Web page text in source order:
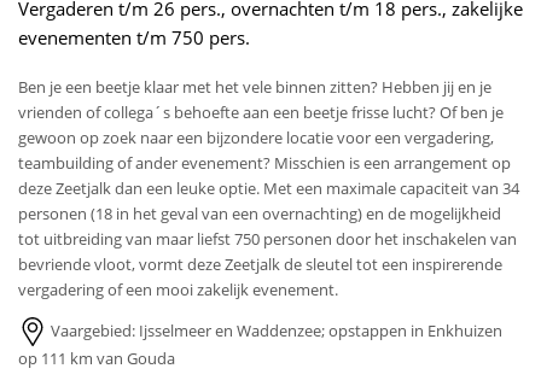
Vergaderen t/m 26 pers., overnachten t/m 18 pers., zakelijke
evenementen t/m 750 pers.
Ben je een beetje klaar met het vele binnen zitten? Hebben jij en je
vrienden of collega´s behoefte aan een beetje frisse lucht? Of ben je
gewoon op zoek naar een bijzondere locatie voor een vergadering,
teambuilding of ander evenement? Misschien is een arrangement op
deze Zeetjalk dan een leuke optie. Met een maximale capaciteit van 34
personen (18 in het geval van een overnachting) en de mogelijkheid
tot uitbreiding van maar liefst 750 personen door het inschakelen van
bevriende vloot, vormt deze Zeetjalk de sleutel tot een inspirerende
vergadering of een mooi zakelijk evenement.
Vaargebied: Ijsselmeer en Waddenzee; opstappen in Enkhuizen
op 111 km van Gouda